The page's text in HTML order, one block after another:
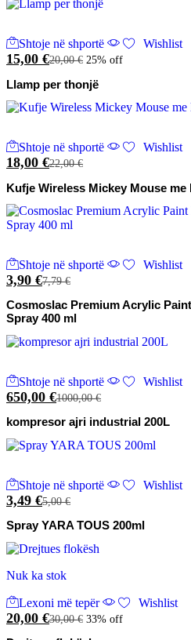
zgjidhen
te
faqja
Shtoje në shportë Wishlist
15,00 €20,00€ 25% off
Llamp per thonjë
Shtoje në shportë Wishlist
18,00 €22,00€
Kufje Wireless Mickey Mouse
Shtoje në shportë Wishlist
3,90 €7,79€
Cosmoslac Premium Acrylic
Spray 400 ml
Shtoje në shportë Wishlist
650,00 €1000,00€
kompresor ajri industrial 200L
Shtoje në shportë Wishlist
3,49 €5,00€
Spray YARA TOUS 200ml
Nuk ka stok
Lexoni më tepër Wishlist
20,00 €30,00€ 33% off